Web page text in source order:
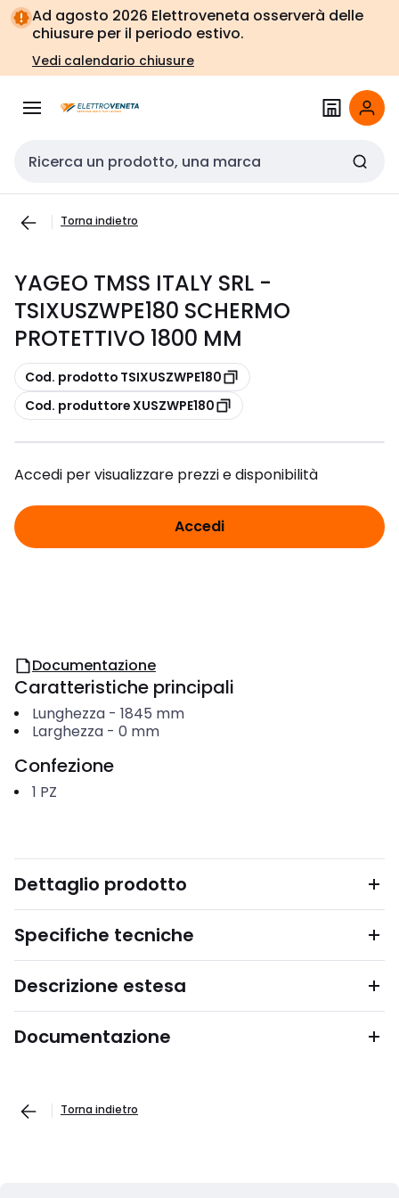
Vai alla
navigazione
Vai
alla
pagina
Ad agosto 2026 Elettroveneta osserverà delle
chiusure per il periodo estivo.
Vedi calendario chiusure
Cerca input
Torna indietro
YAGEO TMSS ITALY SRL -
TSIXUSZWPE180 SCHERMO
PROTETTIVO 1800 MM
copia
Cod. prodotto TSIXUSZWPE180
copia
Cod. produttore XUSZWPE180
Accedi per visualizzare prezzi e disponibilità
Accedi
Documentazione
Caratteristiche principali
Lunghezza- 1845 mm
Larghezza- 0 mm
Confezione
1 PZ
Dettaglio prodotto
Specifiche tecniche
Descrizione estesa
Documentazione
Torna indietro